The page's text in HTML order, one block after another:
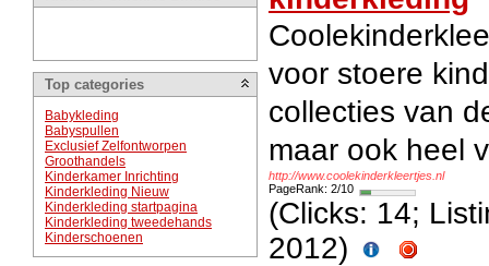
Top categories
Babykleding
Babyspullen
Exclusief Zelfontworpen
Groothandels
Kinderkamer Inrichting
Kinderkleding Nieuw
Kinderkleding startpagina
Kinderkleding tweedehands
Kinderschoenen
voor stoere
collecties van
maar ook heel
http://www.coolekinderkleertjes.nl
PageRank: 2/10
(Clicks: 14;
2012)